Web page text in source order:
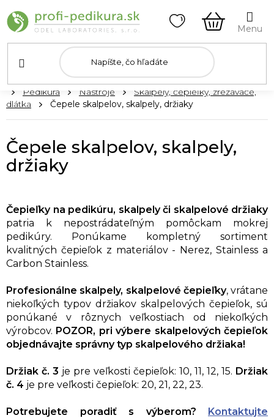
na
obsah
KOŠÍK
DomovPedikúra Nástroje
Skalpely, čepieľky, zrezávače,
dlátka
Čepele skalpelov, skalpely, držiaky
Čepele skalpelov, skalpely,
držiaky
Čepieľky na pedikúru, skalpely či skalpelové držiaky
patria k nepostrádateľným pomôckam mokrej
pedikúry. Ponúkame kompletný sortiment
kvalitných čepieľok z materiálov - Nerez, Stainless a
Carbon Stainless.
Profesionálne skalpely, skalpelové čepieľky, vrátane
niekoľkých typov držiakov skalpelových čepieľok, sú
ponúkané v rôznych veľkostiach od niekoľkých
výrobcov. POZOR, pri výbere skalpelových čepieľok
objednávajte správny typ skalpelového držiaka!
Držiak č. 3 je pre veľkosti čepieľok: 10, 11, 12, 15. Držiak
č. 4 je pre veľkosti čepieľok: 20, 21, 22, 23.
Potrebujete poradiť s výberom?
Kontaktujte